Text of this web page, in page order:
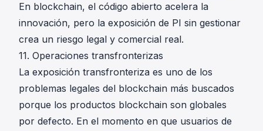
En blockchain, el código abierto acelera la
innovación, pero la exposición de PI sin gestionar
crea un riesgo legal y comercial real.
11. Operaciones transfronterizas
La exposición transfronteriza es uno de los
problemas legales del blockchain más buscados
porque los productos blockchain son globales
por defecto. En el momento en que usuarios de